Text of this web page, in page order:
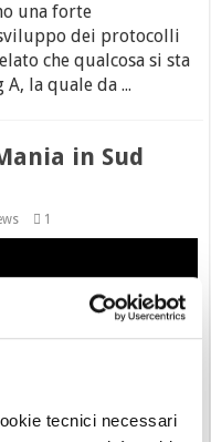
tecnici necessari
una forte
dei protocolli
che qualcosa si sta
la quale da ...
in Sud
1